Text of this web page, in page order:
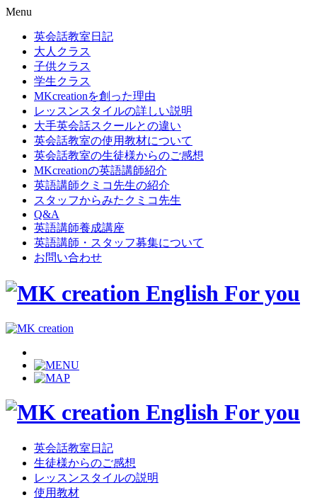
Menu
英会話教室日記
大人クラス
子供クラス
学生クラス
MKcreationを創った理由
レッスンスタイルの詳しい説明
大手英会話スクールとの違い
英会話教室の使用教材について
英会話教室の生徒様からのご感想
MKcreationの英語講師紹介
英語講師クミコ先生の紹介
スタッフからみたクミコ先生
Q&A
英語講師養成講座
英語講師・スタッフ募集について
お問い合わせ
英会話教室日記
生徒様からのご感想
レッスンスタイルの説明
使用教材